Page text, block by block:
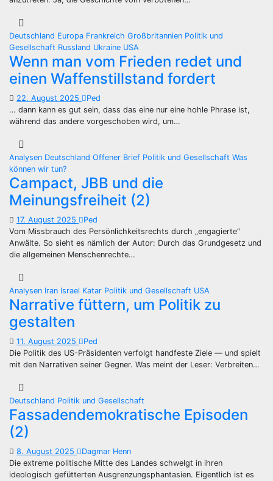
Deutschland Europa Frankreich Großbritannien Politik und
Gesellschaft Russland Ukraine USA
Wenn man vom Frieden redet und
einen Waffenstillstand fordert
22. August 2025
Ped
… dann kann es gut sein, dass das eine nur eine hohle Phrase ist,
während das andere vorgeschoben wird, um…
Analysen Deutschland Offener Brief Politik und Gesellschaft Was
können wir tun?
Campact, JBB und die
Meinungsfreiheit (2)
17. August 2025
Ped
Vom Missbrauch des Persönlichkeitsrechts durch „engagierte“
Anwälte. So sieht es nämlich der Autor: Durch das Grundgesetz und
die allgemeinen Menschenrechte…
Analysen Iran Israel Katar Politik und Gesellschaft USA
Narrative füttern, um Politik zu
gestalten
11. August 2025
Ped
Die Politik des US-Präsidenten verfolgt handfeste Ziele — und spielt
mit den Narrativen seiner Gegner. Was meint der Leser: Verbreiten…
Deutschland Politik und Gesellschaft
Fassadendemokratische Episoden
(2)
8. August 2025
Dagmar Henn
Die extreme politische Mitte des Landes schwelgt in ihren
ideologisch gefütterten Ausgrenzungsphantasien. Eigentlich ist es